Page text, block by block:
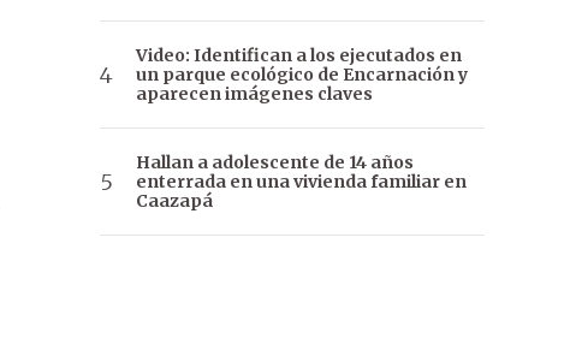
Video: Identifican a los ejecutados en
un parque ecológico de Encarnación y
aparecen imágenes claves
Hallan a adolescente de 14 años
enterrada en una vivienda familiar en
Caazapá